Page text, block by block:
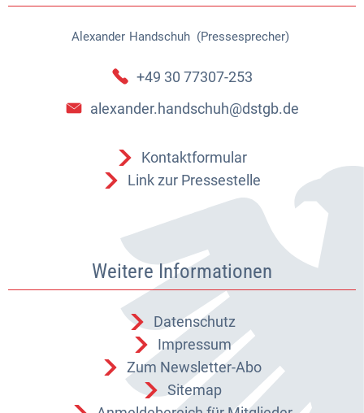
Alexander Handschuh (Pressesprecher)
Alexander Handschuh
+49 30 77307-253
alexander.handschuh@dstgb.de
Kontaktformular
Link zur Pressestelle
Weitere Informationen
Datenschutz
Impressum
Zum Newsletter-Abo
Sitemap